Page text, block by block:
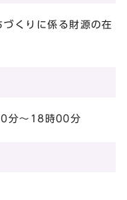
くりに係る財源の在
分～18時00分